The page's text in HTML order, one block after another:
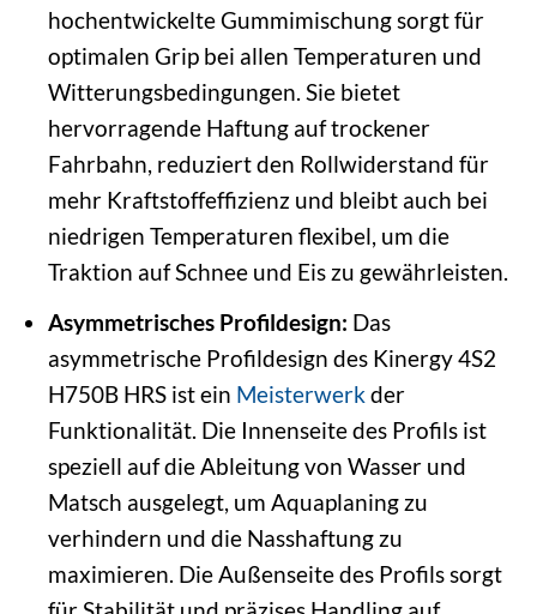
hochentwickelte Gummimischung sorgt für
optimalen Grip bei allen Temperaturen und
Witterungsbedingungen. Sie bietet
hervorragende Haftung auf trockener
Fahrbahn, reduziert den Rollwiderstand für
mehr Kraftstoffeffizienz und bleibt auch bei
niedrigen Temperaturen flexibel, um die
Traktion auf Schnee und Eis zu gewährleisten.
Asymmetrisches Profildesign: Das
asymmetrische Profildesign des Kinergy 4S2
H750B HRS ist ein Meisterwerkder
Funktionalität. Die Innenseite des Profils ist
speziell auf die Ableitung von Wasser und
Matsch ausgelegt, um Aquaplaning zu
verhindern und die Nasshaftung zu
maximieren. Die Außenseite des Profils sorgt